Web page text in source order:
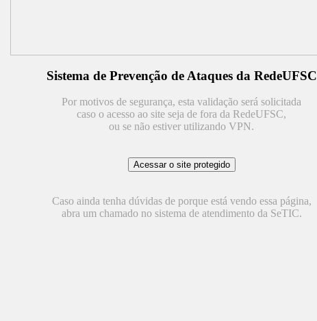
Sistema de Prevenção de Ataques da RedeUFSC
Por motivos de segurança, esta validação será solicitada
caso o acesso ao site seja de fora da RedeUFSC,
ou se não estiver utilizando VPN.
Caso ainda tenha dúvidas de porque está vendo essa página,
abra um chamado no sistema de atendimento da SeTIC.